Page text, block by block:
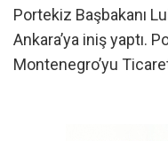
Portekiz Başbakanı
Ankara’ya iniş yaptı.
Montenegro’yu